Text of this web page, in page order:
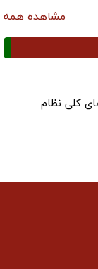
مشاهده همه
کلی نظام